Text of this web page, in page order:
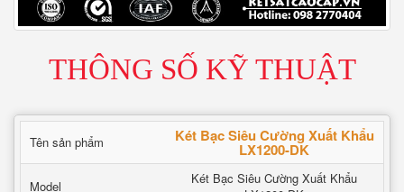
THÔNG SỐ KỸ THUẬT
Tên sản phẩm Két Bạc Siêu Cường Xuất Khẩu
LX1200-DK
Model
Két Bạc Siêu Cường Xuất Khẩu